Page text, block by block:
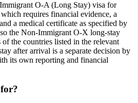
O-A (Long Stay) visa for
requires financial evidence, a
a medical certificate as specified by
the Non-Immigrant O-X long-stay
the countries listed in the relevant
after arrival is a separate decision by
its own reporting and financial